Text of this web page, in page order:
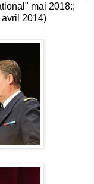
mai 2018:;
2014)